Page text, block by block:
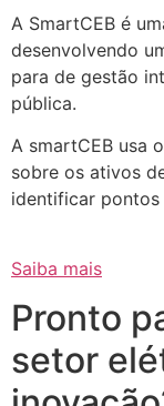
A SmartCEB é
desenvolvendo
para de gestão
pública.
A smartCEB usa
sobre os ativos
identificar pontos
Saiba mais
Pronto
setor